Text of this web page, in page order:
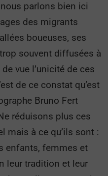
parlons bien ici
des migrants
boueuses, ses
souvent diffusées à
vue l’unicité de ces
de ce constat qu’est
Bruno Fert
réduisons plus ces
mais à ce qu’ils sont :
enfants, femmes et
leur tradition et leur